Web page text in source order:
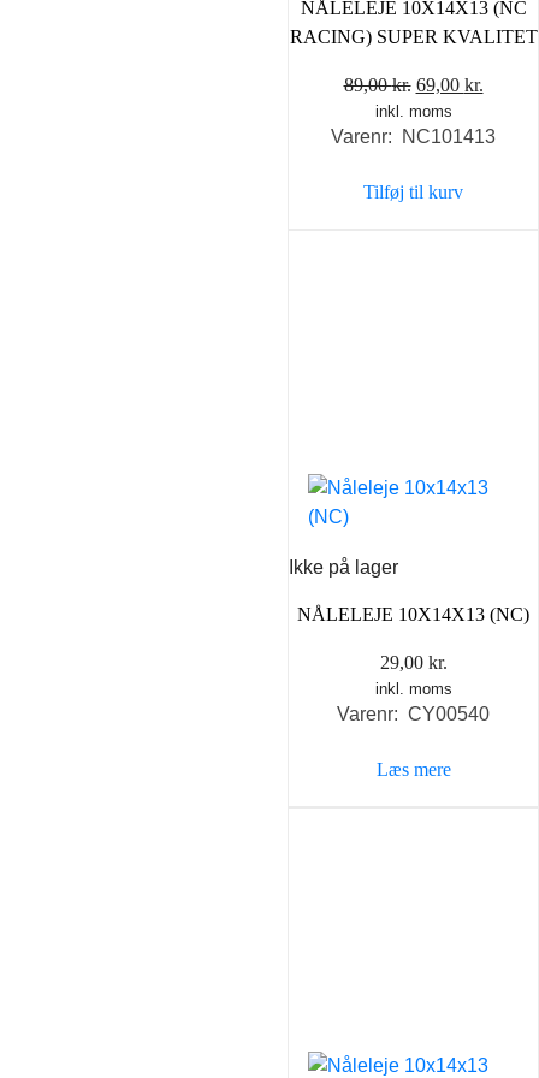
NÅLELEJE 10X14X13 (NC
RACING) SUPER KVALITET
89,00kr. Den
oprindelige
pris
89,00 kr..
69,00 kr.
pris
inkl. moms
Varenr: NC101413
Tilføj til kurv
Ikke på lager
NÅLELEJE 10X14X13 (NC)
29,00 kr.
inkl. moms
Varenr: CY00540
Læs mere